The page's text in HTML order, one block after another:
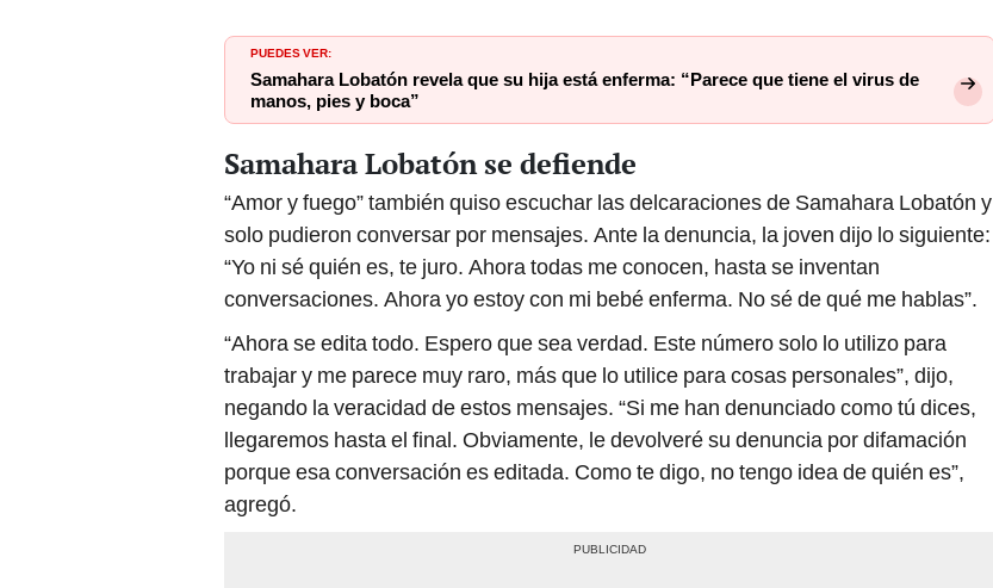
PUEDES VER:
Samahara Lobatón revela que su hija está enferma: “Parece que tiene el virus de
manos, pies y boca”
Samahara Lobatón se defiende
“Amor y fuego” también quiso escuchar las delcaraciones de Samahara Lobatón y
solo pudieron conversar por mensajes. Ante la denuncia, la joven dijo lo siguiente:
“Yo ni sé quién es, te juro. Ahora todas me conocen, hasta se inventan
conversaciones. Ahora yo estoy con mi bebé enferma. No sé de qué me hablas”.
“Ahora se edita todo. Espero que sea verdad. Este número solo lo utilizo para
trabajar y me parece muy raro, más que lo utilice para cosas personales”, dijo,
negando la veracidad de estos mensajes. “Si me han denunciado como tú dices,
llegaremos hasta el final. Obviamente, le devolveré su denuncia por difamación
porque esa conversación es editada. Como te digo, no tengo idea de quién es”,
agregó.